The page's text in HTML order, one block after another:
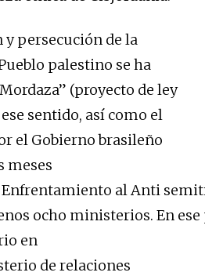
persecución de la
palestino se ha
(proyecto de ley
sentido, así como el
el Gobierno brasileño
meses
Enfrentamiento al Anti
ocho ministerios. En ese
en
de relaciones